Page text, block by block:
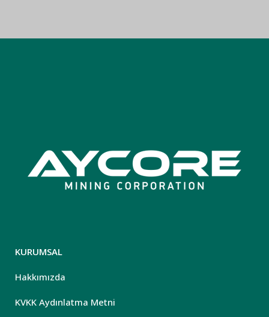
KURUMSAL
Hakkımızda
KVKK Aydınlatma Metni